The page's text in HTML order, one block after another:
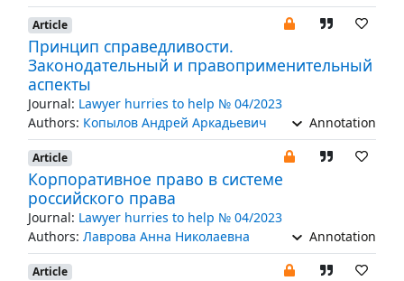
Article
Принцип справедливости.
Законодательный и правоприменительный
аспекты
Journal: Lawyer hurries to help № 04/2023
Authors: Копылов Андрей Аркадьевич Annotation
Article
Корпоративное право в системе
российского права
Journal: Lawyer hurries to help № 04/2023
Authors: Лаврова Анна Николаевна Annotation
Article